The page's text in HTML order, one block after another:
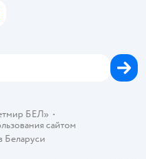
файлов cookie
БЕЛ»•
сайтом
Беларуси